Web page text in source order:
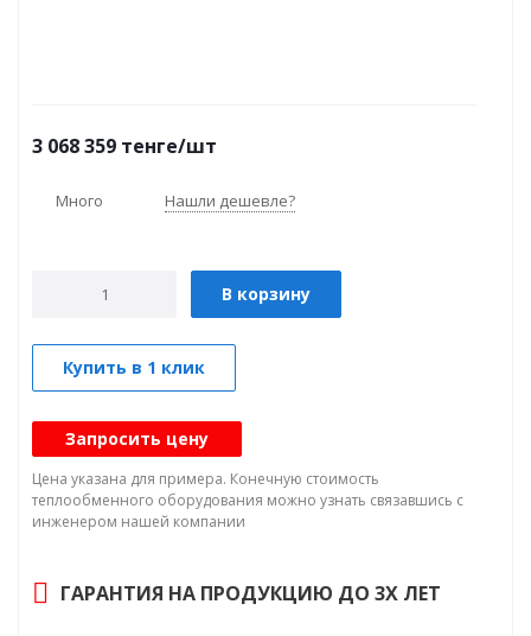
3 068 359 тенге/шт
Много Нашли дешевле?
В корзину
Купить в 1 клик
Запросить цену
Цена указана для примера. Конечную стоимость
теплообменного оборудования можно узнать связавшись с
инженером нашей компании
ГАРАНТИЯ НА ПРОДУКЦИЮ ДО 3Х ЛЕТ